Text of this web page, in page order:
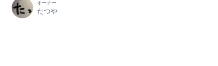
オーナー
たつや